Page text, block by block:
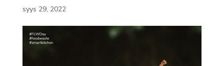
syys 29, 2022